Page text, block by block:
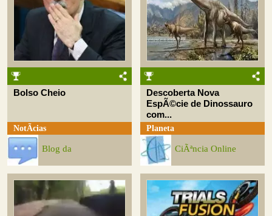
Bolso Cheio
NotÃ­cias
Blog da
Descoberta Nova
EspÃ©cie de Dinossauro
com...
Planeta
CiÃªncia Online